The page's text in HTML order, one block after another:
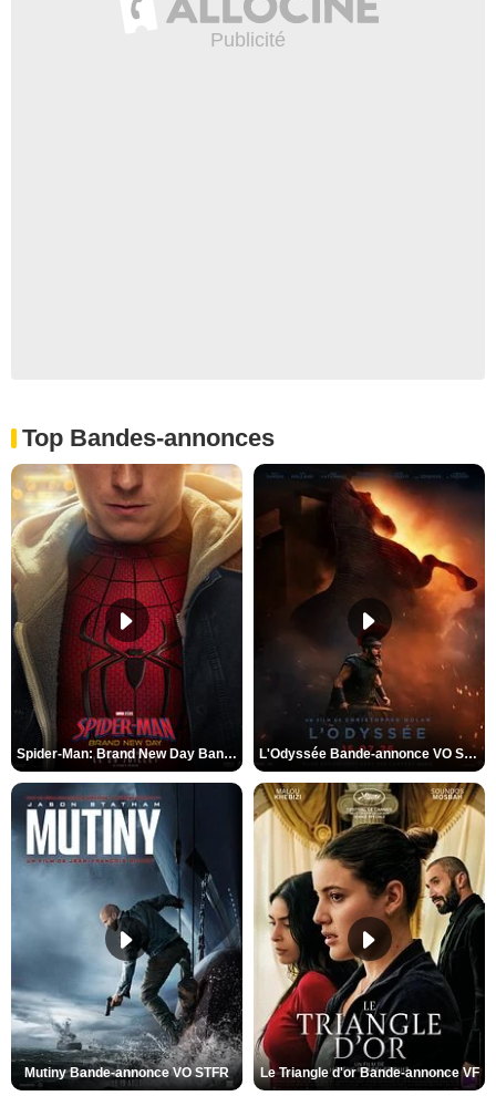
Top Bandes-annonces
Spider-Man: Brand New Day Bande-annonce VO STFR L'Odyssée Bande-annonce VO STFR
Mutiny Bande-annonce VO STFR Le Triangle d'or Bande-annonce VF